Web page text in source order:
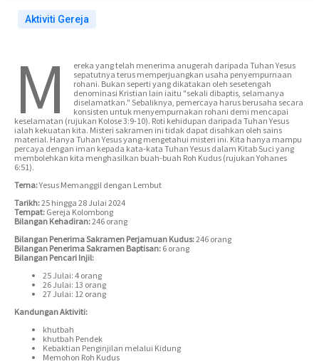
Aktiviti Gereja
M
ereka yang telah menerima anugerah daripada Tuhan Yesus
sepatutnya terus memperjuangkan usaha penyempurnaan
rohani. Bukan seperti yang dikatakan oleh sesetengah
denominasi Kristian lain iaitu "sekali dibaptis, selamanya
diselamatkan." Sebaliknya, pemercaya harus berusaha secara
konsisten untuk menyempurnakan rohani demi mencapai
keselamatan (rujukan Kolose 3:9-10). Roti kehidupan daripada Tuhan Yesus
ialah kekuatan kita. Misteri sakramen ini tidak dapat disahkan oleh sains
material. Hanya Tuhan Yesus yang mengetahui misteri ini. Kita hanya mampu
percaya dengan iman kepada kata-kata Tuhan Yesus dalam Kitab Suci yang
membolehkan kita menghasilkan buah-buah Roh Kudus (rujukan Yohanes
6:51).
Tema:Yesus Memanggil dengan Lembut
Tarikh:25 hingga 28 Julai 2024
Tempat: Gereja Kolombong
Bilangan Kehadiran:246 orang
Bilangan Penerima Sakramen Perjamuan Kudus:246 orang
Bilangan Penerima Sakramen Baptisan: 6 orang
Bilangan Pencari Injil:
25 Julai: 4 orang
26 Julai: 13 orang
27 Julai: 12 orang
Kandungan Aktiviti:
khutbah
khutbah Pendek
Kebaktian Penginjilan melalui Kidung
Memohon Roh Kudus